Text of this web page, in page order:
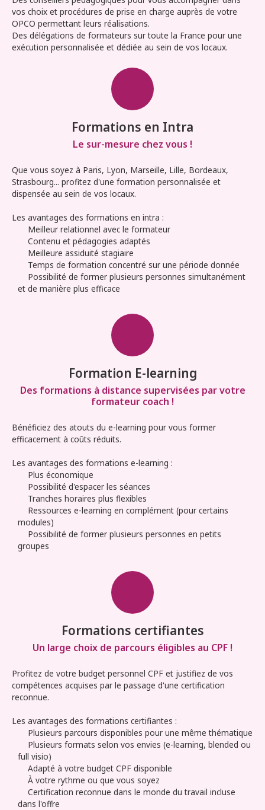
vos choix et procédures de prise en charge auprès de votre
OPCO permettant leurs réalisations.
Des délégations de formateurs sur toute la France pour une
exécution personnalisée et dédiée au sein de vos locaux.
Formations en Intra
Le sur-mesure chez vous !
Que vous soyez à Paris, Lyon, Marseille, Lille, Bordeaux,
Strasbourg... profitez d'une formation personnalisée et
dispensée au sein de vos locaux.
Les avantages des formations en intra :
Meilleur relationnel avec le formateur
Contenu et pédagogies adaptés
Meilleure assiduité stagiaire
Temps de formation concentré sur une période donnée
Possibilité de former plusieurs personnes simultanément
et de manière plus efficace
Formation E-learning
Des formations à distance supervisées par votre
formateur coach !
Bénéficiez des atouts du e-learning pour vous former
efficacement à coûts réduits.
Les avantages des formations e-learning :
Plus économique
Possibilité d'espacer les séances
Tranches horaires plus flexibles
Ressources e-learning en complément (pour certains
modules)
Possibilité de former plusieurs personnes en petits
groupes
Formations certifiantes
Un large choix de parcours éligibles au CPF !
Profitez de votre budget personnel CPF et justifiez de vos
compétences acquises par le passage d'une certification
reconnue.
Les avantages des formations certifiantes :
Plusieurs parcours disponibles pour une même thématique
Plusieurs formats selon vos envies (e-learning, blended ou
full visio)
Adapté à votre budget CPF disponible
À votre rythme ou que vous soyez
Certification reconnue dans le monde du travail incluse
dans l'offre